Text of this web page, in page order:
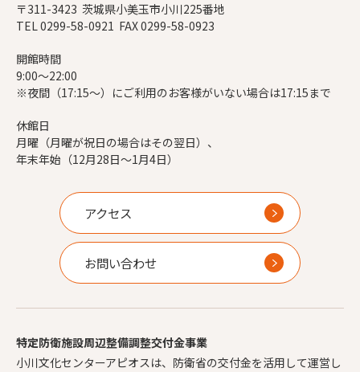
〒311-3423 茨城県小美玉市小川225番地
TEL 0299-58-0921 FAX 0299-58-0923
開館時間
9:00～22:00
※夜間（17:15～）にご利用のお客様がいない場合は17:15まで
休館日
月曜（月曜が祝日の場合はその翌日）、
年末年始（12月28日～1月4日）
アクセス
お問い合わせ
特定防衛施設周辺整備調整交付金事業
小川文化センターアピオスは、防衛省の交付金を活用して運営し